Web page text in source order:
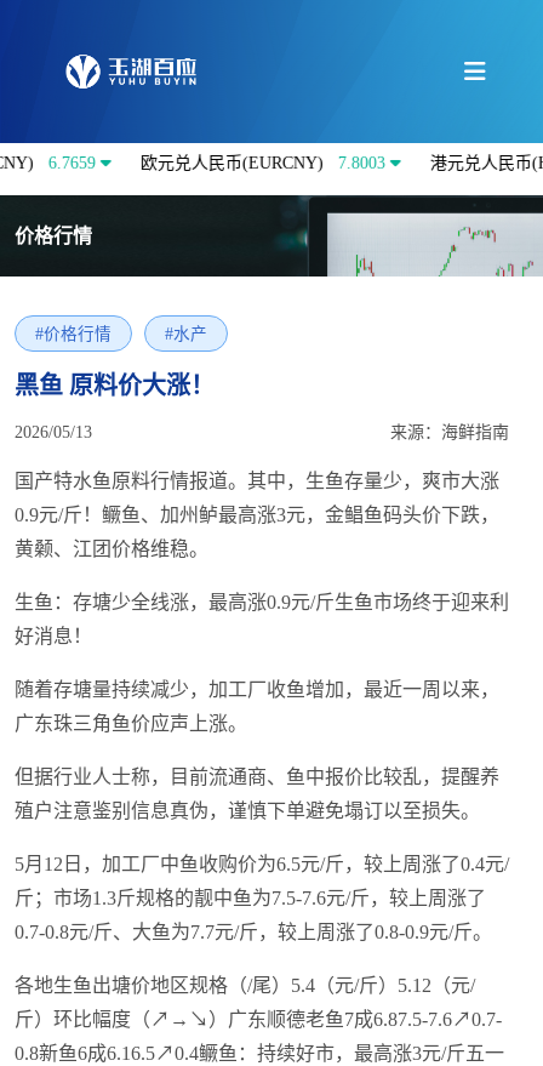
欧元兑人民币(EURCNY) 7.8003 港元兑人民币
价格行情
#价格行情 #水产
黑鱼 原料价大涨！
2026/05/13 来源：海鲜指南
国产特水鱼原料行情报道。其中，生鱼存量少，爽市大涨
0.9元/斤！鳜鱼、加州鲈最高涨3元，金鲳鱼码头价下跌，
黄颡、江团价格维稳。
生鱼：存塘少全线涨，最高涨0.9元/斤生鱼市场终于迎来利
好消息！
随着存塘量持续减少，加工厂收鱼增加，最近一周以来，
广东珠三角鱼价应声上涨。
但据行业人士称，目前流通商、鱼中报价比较乱，提醒养
殖户注意鉴别信息真伪，谨慎下单避免塌订以至损失。
5月12日，加工厂中鱼收购价为6.5元/斤，较上周涨了0.4元/
斤；市场1.3斤规格的靓中鱼为7.5-7.6元/斤，较上周涨了
0.7-0.8元/斤、大鱼为7.7元/斤，较上周涨了0.8-0.9元/斤。
各地生鱼出塘价地区规格（/尾）5.4（元/斤）5.12（元/
斤）环比幅度（↗→↘）广东顺德老鱼7成6.87.5-7.6↗0.7-
0.8新鱼6成6.16.5↗0.4鳜鱼：持续好市，最高涨3元/斤五一